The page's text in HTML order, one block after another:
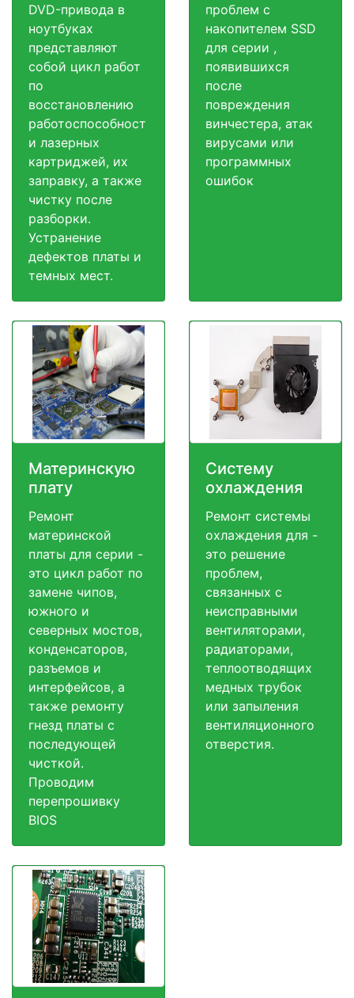
DVD-привода в
ноутбуках
представляют
собой цикл работ
по
восстановлению
работоспособност
и лазерных
картриджей, их
заправку, а также
чистку после
разборки.
Устранение
дефектов платы и
темных мест.
проблем с
накопителем SSD
для серии ,
появившихся
после
повреждения
винчестера, атак
вирусами или
программных
ошибок
Материнскую
плату
Ремонт
материнской
платы для серии -
это цикл работ по
замене чипов,
южного и
северных мостов,
конденсаторов,
разъемов и
интерфейсов, а
также ремонту
гнезд платы с
последующей
чисткой.
Проводим
перепрошивку
BIOS
Систему
охлаждения
Ремонт системы
охлаждения для -
это решение
проблем,
связанных с
неисправными
вентиляторами,
радиаторами,
теплоотводящих
медных трубок
или запыления
вентиляционного
отверстия.